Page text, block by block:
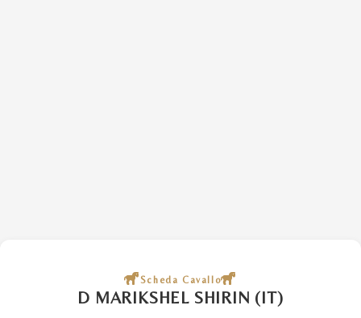
Scheda Cavallo
D MARIKSHEL SHIRIN (IT)